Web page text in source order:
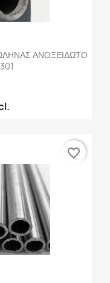
ΑΝΟΞΕΙΔΩΤΟ
favorite_border